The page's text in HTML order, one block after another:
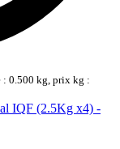
: 0.500 kg, prix kg :